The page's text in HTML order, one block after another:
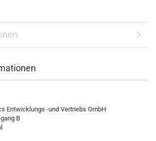
Entwicklungs -und Vertriebs GmbH
B